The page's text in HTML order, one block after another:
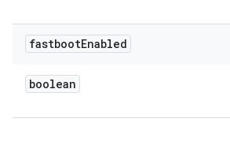
fastbootEnabled
boolean